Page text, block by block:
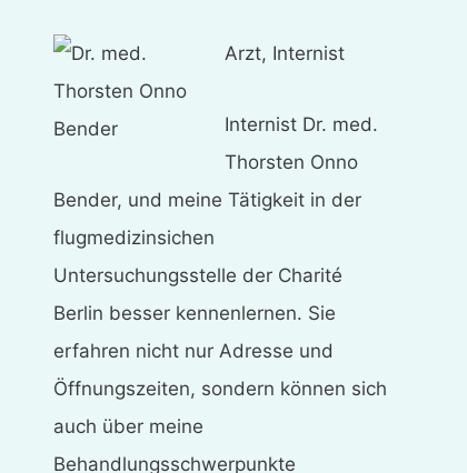
Arzt, Internist
Internist Dr. med.
Thorsten Onno
Bender, und meine Tätigkeit in der
flugmedizinsichen
Untersuchungsstelle der Charité
Berlin besser kennenlernen. Sie
erfahren nicht nur Adresse und
Öffnungszeiten, sondern können sich
auch über meine
Behandlungsschwerpunkte